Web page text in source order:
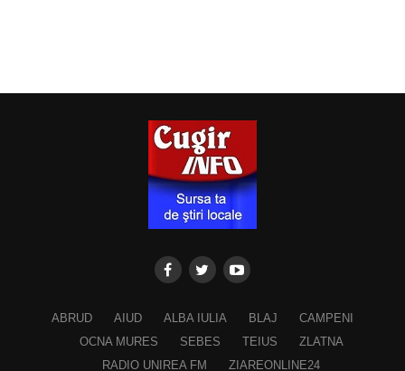
ABRUD AIUD ALBA IULIA BLAJ
CAMPENI
OCNA MURES
SEBES TEIUS
ZLATNA
RADIO UNIREA FM
ZIAREONLINE24